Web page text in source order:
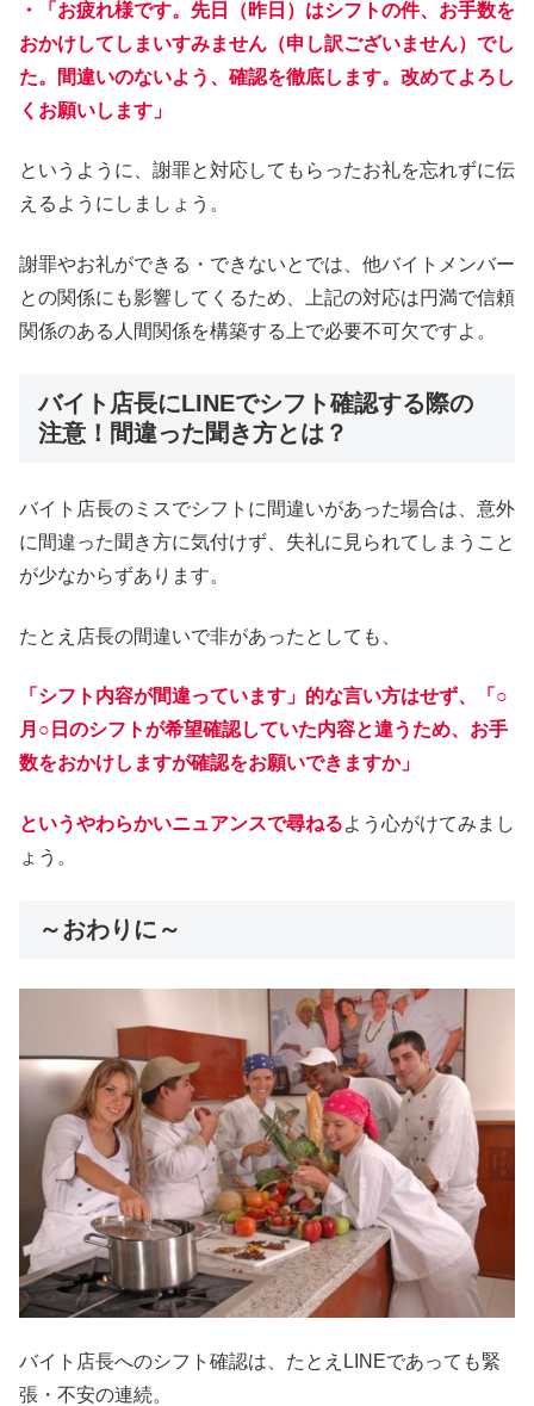
・「お疲れ様です。先日（昨日）はシフトの件、お手数を
おかけしてしまいすみません（申し訳ございません）でし
た。間違いのないよう、確認を徹底します。改めてよろし
くお願いします」
というように、謝罪と対応してもらったお礼を忘れずに伝
えるようにしましょう。
謝罪やお礼ができる・できないとでは、他バイトメンバー
との関係にも影響してくるため、上記の対応は円満で信頼
関係のある人間関係を構築する上で必要不可欠ですよ。
バイト店長にLINEでシフト確認する際の
注意！間違った聞き方とは？
バイト店長のミスでシフトに間違いがあった場合は、意外
に間違った聞き方に気付けず、失礼に見られてしまうこと
が少なからずあります。
たとえ店長の間違いで非があったとしても、
「シフト内容が間違っています」的な言い方はせず、「○
月○日のシフトが希望確認していた内容と違うため、お手
数をおかけしますが確認をお願いできますか」
というやわらかいニュアンスで尋ねるよう心がけてみまし
ょう。
～おわりに～
バイト店長へのシフト確認は、たとえLINEであっても緊
張・不安の連続。